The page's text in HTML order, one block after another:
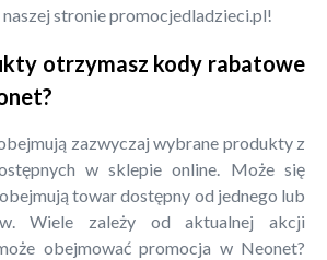
stronie promocjedladzieci.pl!
otrzymasz kody rabatowe
zazwyczaj wybrane produkty z
w sklepie online. Może się
towar dostępny od jednego lub
Wiele zależy od aktualnej akcji
obejmować promocja w Neonet?